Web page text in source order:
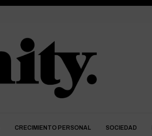
CRECIMIENTO PERSONAL SOCIEDAD